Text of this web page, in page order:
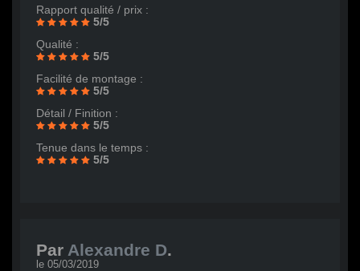
Rapport qualité / prix :
5/5
Qualité :
5/5
Facilité de montage :
5/5
Détail / Finition :
5/5
Tenue dans le temps :
5/5
Par Alexandre D.
le 05/03/2019